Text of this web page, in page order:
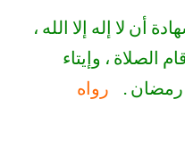
أن لا إله إلا الله ،
الصلاة ، وإيتاء
رمضان .
رواه